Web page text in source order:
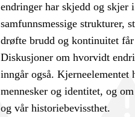
endringer har skjedd og skjer
samfunnsmessige strukturer,
drøfte brudd og kontinuitet
Diskusjoner om hvorvidt
inngår også.
mennesker og identitet, og
og vår historiebevissthet.